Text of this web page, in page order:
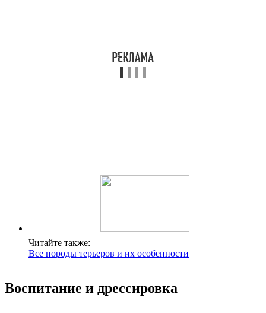
Читайте также:
Все породы терьеров и их особенности
Воспитание и дрессировка